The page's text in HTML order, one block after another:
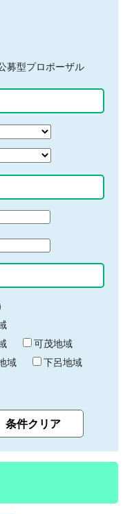
募型プロポーザル
可茂地域
域
下呂地域